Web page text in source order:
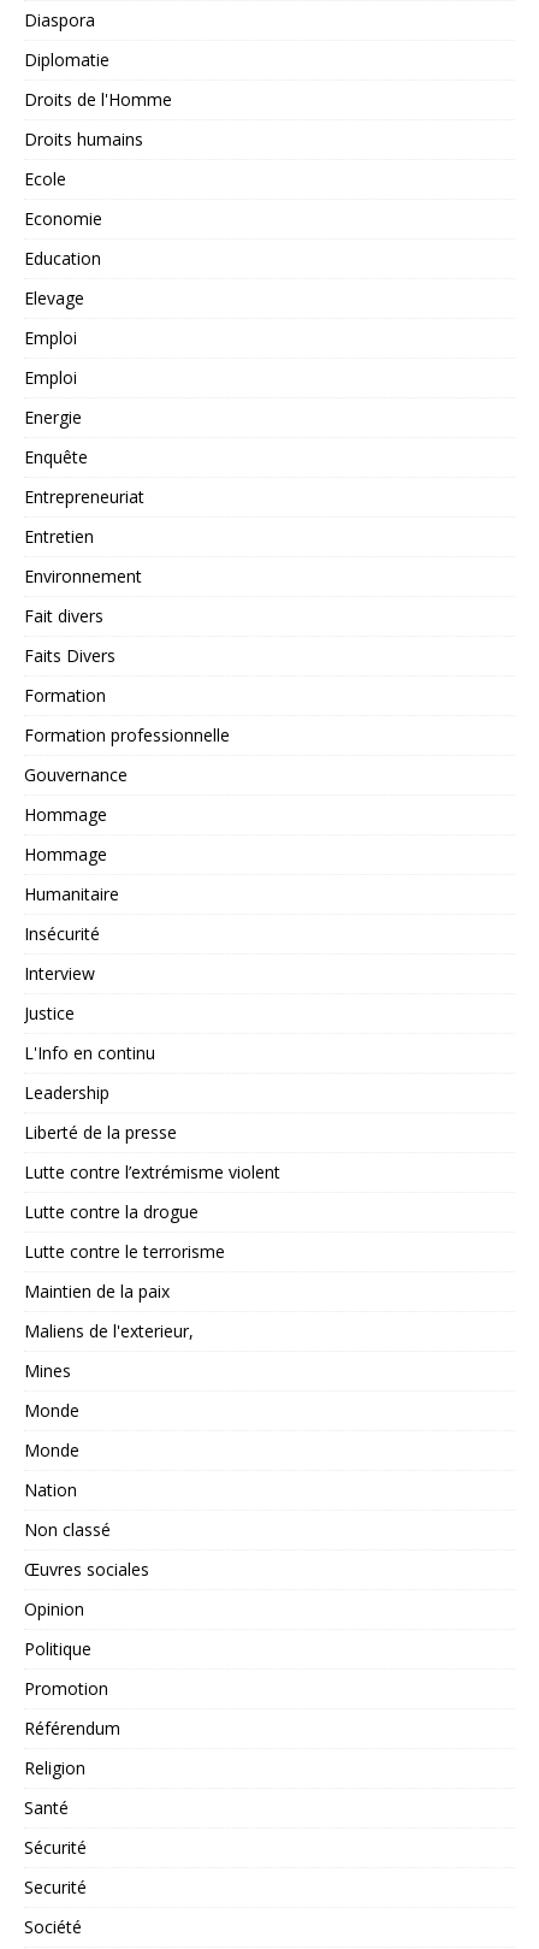
Diaspora
Diplomatie
Droits de l'Homme
Droits humains
Ecole
Economie
Education
Elevage
Emploi
Emploi
Energie
Enquête
Entrepreneuriat
Entretien
Environnement
Fait divers
Faits Divers
Formation
Formation professionnelle
Gouvernance
Hommage
Hommage
Humanitaire
Insécurité
Interview
Justice
L'Info en continu
Leadership
Liberté de la presse
Lutte contre l’extrémisme violent
Lutte contre la drogue
Lutte contre le terrorisme
Maintien de la paix
Maliens de l'exterieur,
Mines
Monde
Monde
Nation
Non classé
Œuvres sociales
Opinion
Politique
Promotion
Référendum
Religion
Santé
Sécurité
Securité
Société